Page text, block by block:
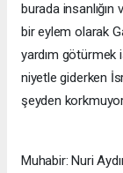
burada insanlığın
bir eylem olarak
yardım götürmek
niyetle giderken
şeyden
Muhabir: Nuri